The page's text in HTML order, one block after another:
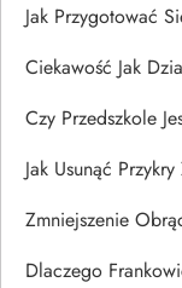
Jak Przygotować
Ciekawość Jak
Czy Przedszkole
Jak Usunąć
Zmniejszenie
Dlaczego